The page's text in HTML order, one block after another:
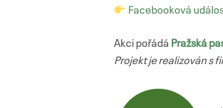
Facebooková
Akci pořádá Pražská
Projekt je realizován s